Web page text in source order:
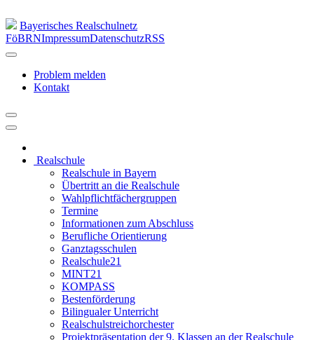
Bayerisches Realschulnetz
FöBRNImpressumDatenschutzRSS
Problem melden
Kontakt
Realschule
Realschule in Bayern
Übertritt an die Realschule
Wahlpflichtfächergruppen
Termine
Informationen zum Abschluss
Berufliche Orientierung
Ganztagsschulen
Realschule21
MINT21
KOMPASS
Bestenförderung
Bilingualer Unterricht
Realschulstreichorchester
Projektpräsentation der 9. Klassen an der Realschule